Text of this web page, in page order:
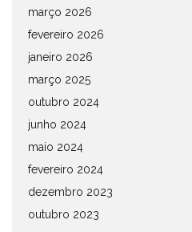
março 2026
fevereiro 2026
janeiro 2026
março 2025
outubro 2024
junho 2024
maio 2024
fevereiro 2024
dezembro 2023
outubro 2023